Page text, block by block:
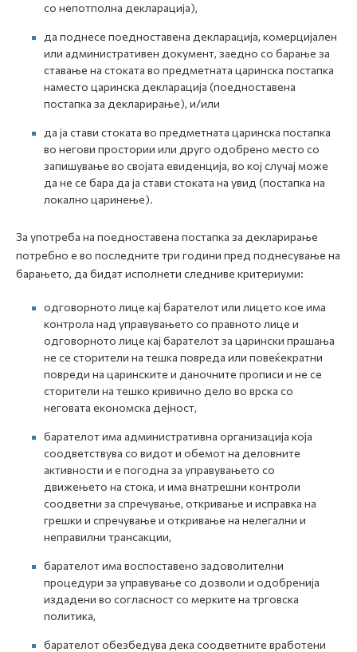
со непотполна декларација),
да поднесе поедноставена декларација, комерцијален
или административен документ, заедно со барање за
ставање на стоката во предметната царинска постапка
наместо царинска декларација (поедноставена
постапка за декларирање), и/или
да ја стави стоката во предметната царинска постапка
во негови простории или друго одобрено место со
запишување во својата евиденција, во кој случај може
да не се бара да ја стави стоката на увид (постапка на
локално царинење).
За употреба на поедноставена постапка за декларирање
потребно е во последните три години пред поднесување на
барањето, да бидат исполнети следниве критериуми:
одговорното лице кај барателот или лицето кое има
контрола над управувањето со правното лице и
одговорното лице кај барателот за царински прашања
не се сторители на тешка повреда или повеќекратни
повреди на царинските и даночните прописи и не се
сторители на тешко кривично дело во врска со
неговата економска дејност,
барателот има административна организација која
соодветствува со видот и обемот на деловните
активности и е погодна за управувањето со
движењето на стока, и има внатрешни контроли
соодветни за спречување, откривање и исправка на
грешки и спречување и откривање на нелегални и
неправилни трансакции,
барателот има воспоставено задоволителни
процедури за управување со дозволи и одобренија
издадени во согласност со мерките на трговска
политика,
барателот обезбедува дека соодветните вработени